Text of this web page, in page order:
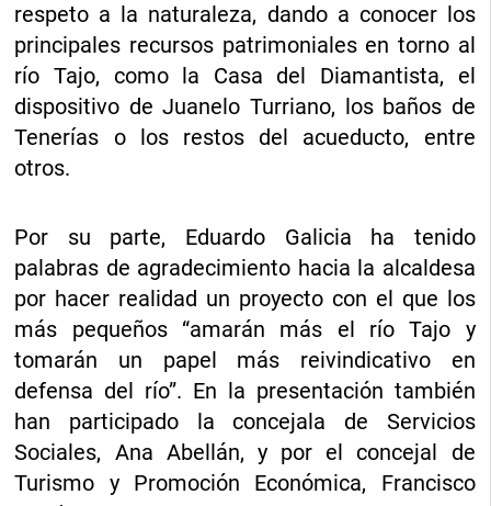
respeto a la naturaleza, dando a conocer los
principales recursos patrimoniales en torno al
río Tajo, como la Casa del Diamantista, el
dispositivo de Juanelo Turriano, los baños de
Tenerías o los restos del acueducto, entre
otros.
Por su parte, Eduardo Galicia ha tenido
palabras de agradecimiento hacia la alcaldesa
por hacer realidad un proyecto con el que los
más pequeños “amarán más el río Tajo y
tomarán un papel más reivindicativo en
defensa del río”. En la presentación también
han participado la concejala de Servicios
Sociales, Ana Abellán, y por el concejal de
Turismo y Promoción Económica, Francisco